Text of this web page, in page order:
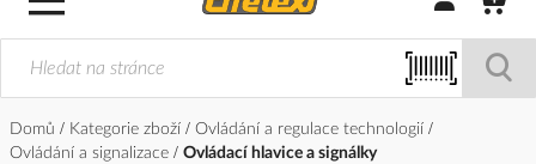
Domů Kategorie zboží
Ovládání a regulace technologií
Ovládání a signalizace
Ovládací hlavice a signálky